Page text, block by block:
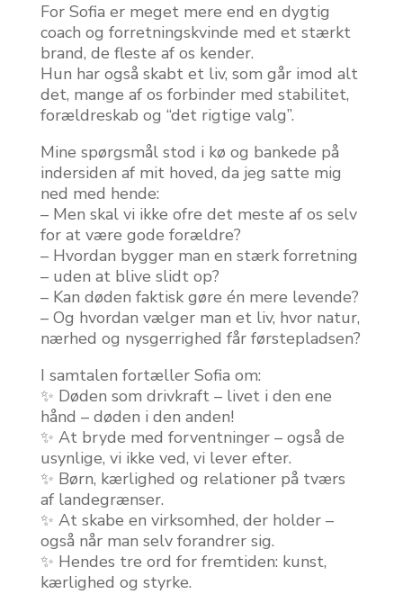
For Sofia er meget mere end en dygtig
coach og forretningskvinde med et stærkt
brand, de fleste af os kender.
Hun har også skabt et liv, som går imod alt
det, mange af os forbinder med stabilitet,
forældreskab og “det rigtige valg”.
Mine spørgsmål stod i kø og bankede på
indersiden af mit hoved, da jeg satte mig
ned med hende:
– Men skal vi ikke ofre det meste af os selv
for at være gode forældre?
– Hvordan bygger man en stærk forretning
– uden at blive slidt op?
– Kan døden faktisk gøre én mere levende?
– Og hvordan vælger man et liv, hvor natur,
nærhed og nysgerrighed får førstepladsen?
I samtalen fortæller Sofia om:
✨ Døden som drivkraft – livet i den ene
hånd – døden i den anden!
✨ At bryde med forventninger – også de
usynlige, vi ikke ved, vi lever efter.
✨ Børn, kærlighed og relationer på tværs
af landegrænser.
✨ At skabe en virksomhed, der holder –
også når man selv forandrer sig.
✨ Hendes tre ord for fremtiden: kunst,
kærlighed og styrke.